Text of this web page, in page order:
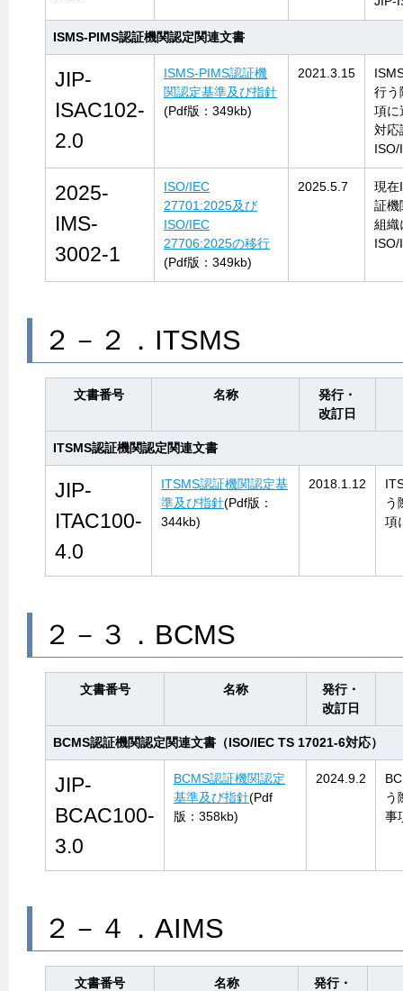
ISMS-PIMS認証機関認定関連文書
JIP-
ISAC102-
2.0
ISMS-PIMS認証機
関認定基準及び指針
(Pdf版：349kb)
2021.3.15
行う
項に
対応
2025-
IMS-
3002-1
ISO/IEC
27701:2025及び
ISO/IEC
27706:2025の移行
(Pdf版：349kb)
2025.5.7
現在
証機
組織
２－２．ITSMS
文書番号 名称
発行・
改訂日
ITSMS認証機関認定関連文書
JIP-
ITAC100-
4.0
ITSMS認証機関認定基
準及び指針(Pdf版：
344kb)
2018.1.12
う
項
２－３．BCMS
文書番号 名称
発行・
改訂日
BCMS認証機関認定関連文書（ISO/IEC TS 17021-6対応）
JIP-
BCAC100-
3.0
BCMS認証機関認定
基準及び指針(Pdf
版：358kb)
2024.9.2
う
事
２－４．AIMS
文書番号 名称 発行・